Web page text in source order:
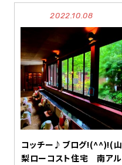
2022.10.08
コッチー♪ブログ!(^^)!(山
梨ローコスト住宅 南アル